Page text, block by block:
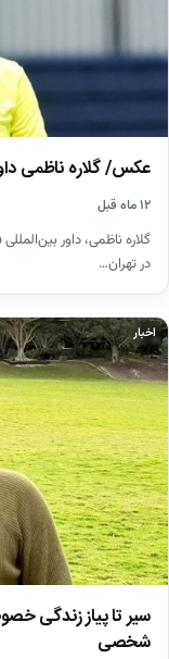
عکس/ گلاره ناظمی
۱۲ ماه قبل
در تهران…
اخبار
سیر تا پیاز زندگی
شخصی